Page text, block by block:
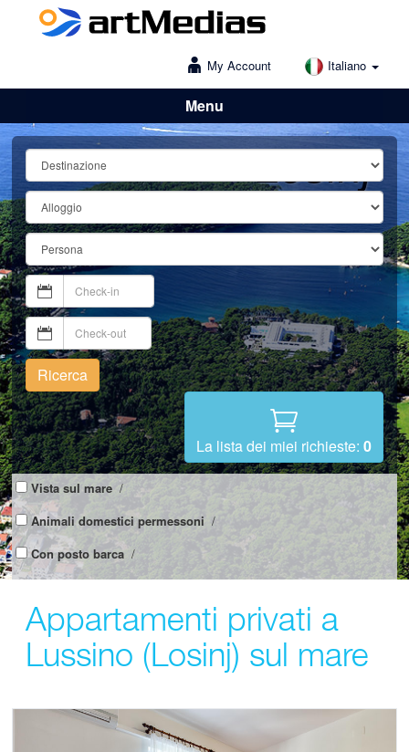
My Account Italiano
Menu
Lošinj
Ricerca
La lista dei miei richieste: 0
Vista sul mare /
Animali domestici permessoni /
Con posto barca /
Appartamenti privati a
Lussino (Losinj) sul mare